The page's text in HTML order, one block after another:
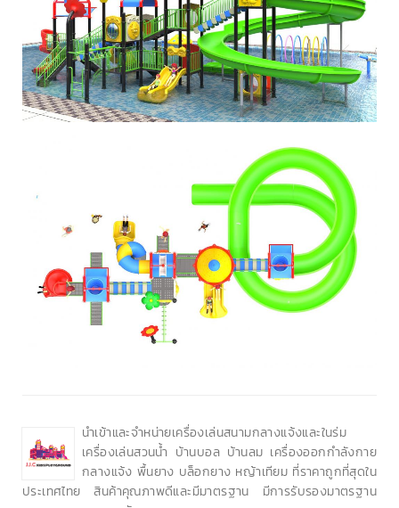
นำเข้าและจำหน่ายเครื่องเล่นสนามกลางแจ้งและในร่ม
เครื่องเล่นสวนน้ำ บ้านบอล บ้านลม เครื่องออกกำลังกาย
กลางแจ้ง พื้นยาง บล็อกยาง หญ้าเทียม ที่ราคาถูกที่สุดใน
ประเทศไทย สินค้าคุณภาพดีและมีมาตรฐาน มีการรับรองมาตรฐาน